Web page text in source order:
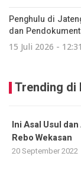
Penghulu di
dan
15 Juli 2026 -
Trending di
Ini Asal Usul
Rebo Wekasan
20 September 2022